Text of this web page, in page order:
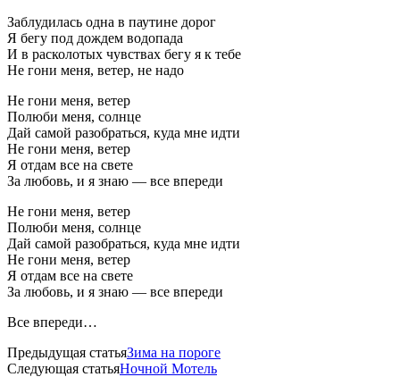
Заблудилась одна в паутине дорог
Я бегу под дождем водопада
И в расколотых чувствах бегу я к тебе
Не гони меня, ветер, не надо
Не гони меня, ветер
Полюби меня, солнце
Дай самой разобраться, куда мне идти
Не гони меня, ветер
Я отдам все на свете
За любовь, и я знаю — все впереди
Не гони меня, ветер
Полюби меня, солнце
Дай самой разобраться, куда мне идти
Не гони меня, ветер
Я отдам все на свете
За любовь, и я знаю — все впереди
Все впереди…
Предыдущая статьяЗима на пороге
Следующая статьяНочной Мотель